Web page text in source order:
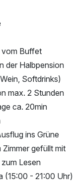
vom Buffet
der Halbpension
Softdrinks)
max. 2 Stunden
ca. 20min
ins Grüne
gefüllt mit
Lesen
(15:00 - 21:00 Uhr)